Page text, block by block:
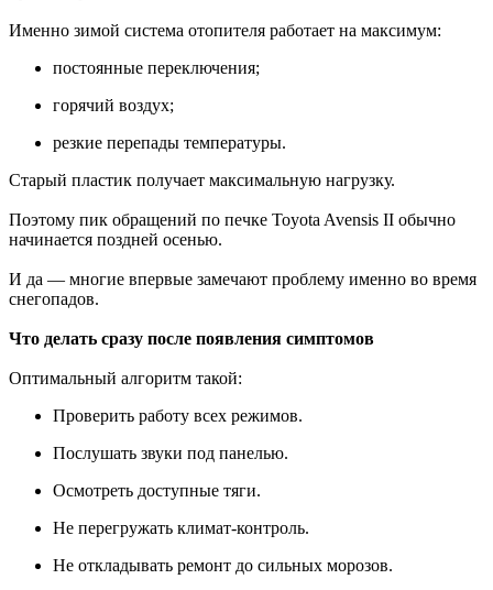
Именно зимой система отопителя работает на максимум:
постоянные переключения;
горячий воздух;
резкие перепады температуры.
Старый пластик получает максимальную нагрузку.
Поэтому пик обращений по печке Toyota Avensis II обычно
начинается поздней осенью.
И да — многие впервые замечают проблему именно во время
снегопадов.
Что делать сразу после появления симптомов
Оптимальный алгоритм такой:
Проверить работу всех режимов.
Послушать звуки под панелью.
Осмотреть доступные тяги.
Не перегружать климат-контроль.
Не откладывать ремонт до сильных морозов.